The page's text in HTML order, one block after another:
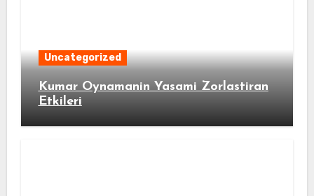
Uncategorized
Kumar Oynamanin Yasami Zorlastiran
Etkileri